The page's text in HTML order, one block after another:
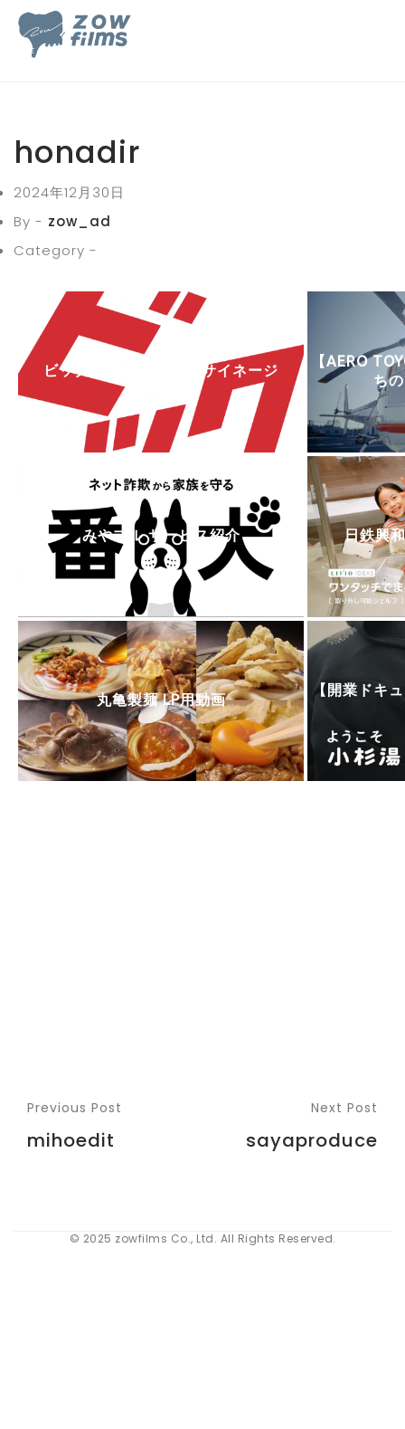
honadir
2024年12月30日
By - zow_ad
Category -
ビックカメラ 池袋店頭サイネージ
【AERO
ち
みやブル サービス紹介 日鉄興
丸亀製麺 LP用動画
【開業ドキ
Previous Post
mihoedit
Next Post
sayaproduce
© 2025 zowfilms Co., Ltd. All Rights Reserved.